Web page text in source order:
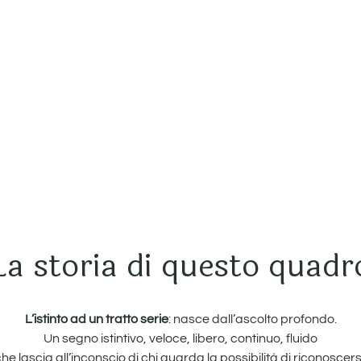
storia di questo
L’istinto ad un tratto serie: nasce dall’ascolto profondo.
Un segno istintivo, veloce, libero, continuo, fluido
lascia all’inconscio di chi guarda la possibilità di